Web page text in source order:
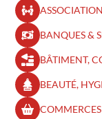
BANQUES &
BÂTIMENT,
BEAUTÉ,
COMMERCES